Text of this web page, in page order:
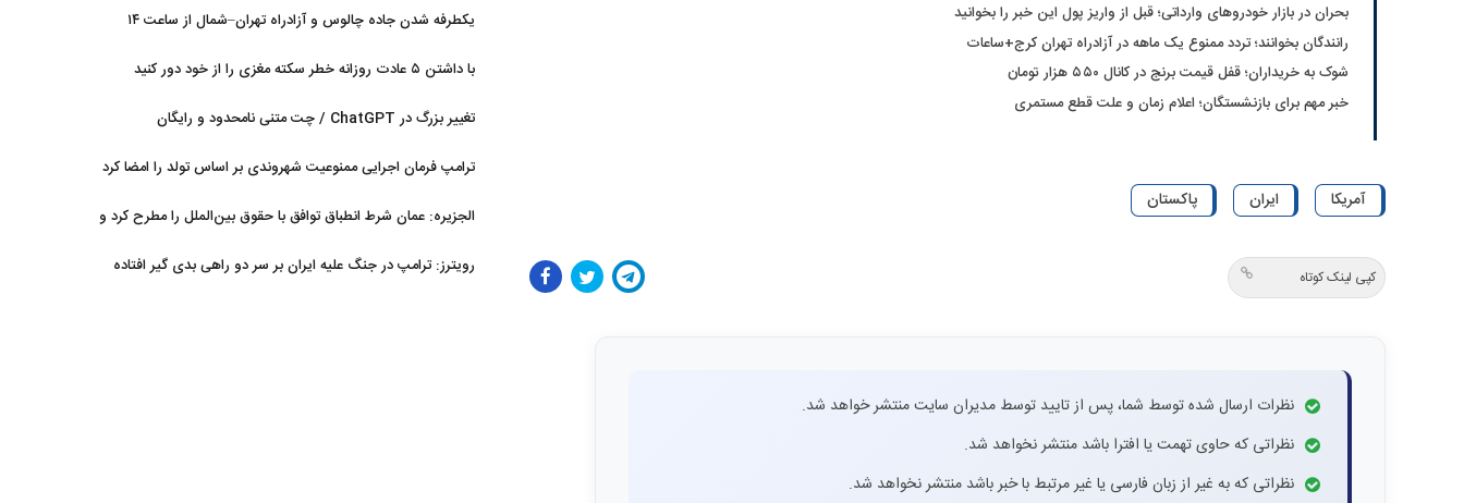
بحران در بازار خودروهای وارداتی؛ قبل از واریز پول این خبر را بخوانید
رانندگان بخوانند؛ تردد ممنوع یک ماهه در آزادراه تهران کرج+ساعات
شوک به خریداران؛ قفل قیمت برنج در کانال ۵۵۰ هزار تومان
خبر مهم برای بازنشستگان؛ اعلام زمان و علت قطع مستمری
آمریکا ایران پاکستان
کپی لینک کوتاه
نظرات ارسال شده توسط شما، پس از تایید توسط مدیران سایت منتشر خواهد شد.
نظراتی که حاوی تهمت یا افترا باشد منتشر نخواهد شد.
نظراتی که به غیر از زبان فارسی یا غیر مرتبط با خبر باشد منتشر نخواهد شد.
یکطرفه شدن جاده چالوس و آزادراه تهران–شمال از ساعت ۱۴
با داشتن ۵ عادت روزانه خطر سکته مغزی را از خود دور کنید
تغییر بزرگ در ChatGPT / چت متنی نامحدود و رایگان
ترامپ فرمان اجرایی ممنوعیت شهروندی بر اساس تولد را امضا کرد
الجزیره: عمان شرط انطباق توافق با حقوق بین‌الملل را مطرح کرد و
رویترز: ترامپ در جنگ علیه ایران بر سر دو راهی بدی گیر افتاده